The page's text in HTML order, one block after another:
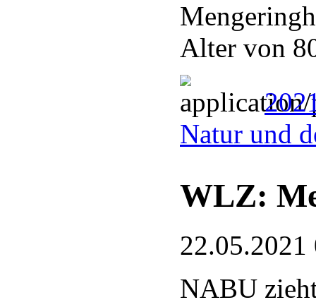
Alter von
Natur und
WLZ:
22.05.2021
NABU